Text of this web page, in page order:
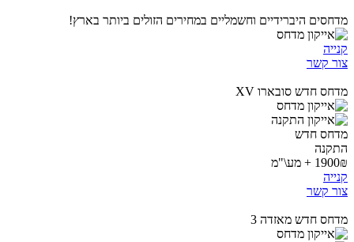
מדחסים היברידיים וחשמליים במחירים הזולים ביותר בארץ!
קנייה
צור קשר
מדחס חדש סובארו XV
מדחס חדש
התקנה
1900₪ + מע\"מ
קנייה
צור קשר
מדחס חדש מאזדה 3